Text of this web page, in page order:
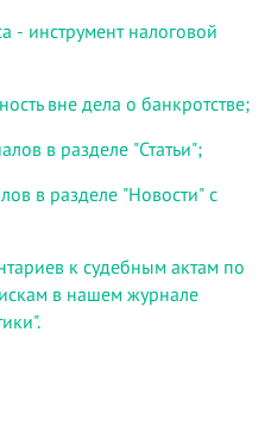
- инструмент налоговой
вне дела о банкротстве;
в разделе "Статьи";
в разделе "Новости" с
к судебным актам по
в нашем журнале